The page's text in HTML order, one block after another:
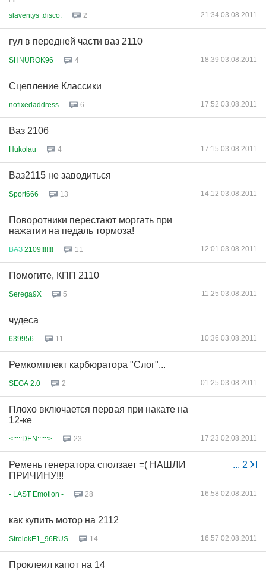
slaventys :disco: 2 21:34 03.08.2011
гул в передней части ваз 2110
SHNUROK96 4 18:39 03.08.2011
Сцепление Классики
nofixedaddress 6 17:52 03.08.2011
Ваз 2106
Hukolau 4 17:15 03.08.2011
Ваз2115 не заводиться
Sport666 13 14:12 03.08.2011
Поворотники перестают моргать при
нажатии на педаль тормоза!
ВАЗ 2109!!!!!!! 11 12:01 03.08.2011
Помогите, КПП 2110
Serega9X 5 11:25 03.08.2011
чудеса
639956 11 10:36 03.08.2011
Ремкомплект карбюратора "Слог"...
SEGA 2.0 2 01:25 03.08.2011
Плохо включается первая при накате на
12-ке
<:::::DEN::::::> 23 17:23 02.08.2011
... 2
Ремень генератора сползает =( НАШЛИ
ПРИЧИНУ!!!
- LAST Emotion - 28 16:58 02.08.2011
как купить мотор на 2112
StrelokE1_96RUS 14 16:57 02.08.2011
Проклеил капот на 14